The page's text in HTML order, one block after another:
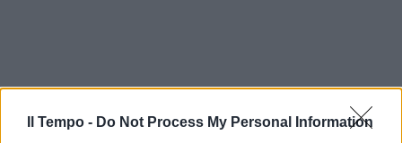
Il Tempo - Do Not Process My Personal Information